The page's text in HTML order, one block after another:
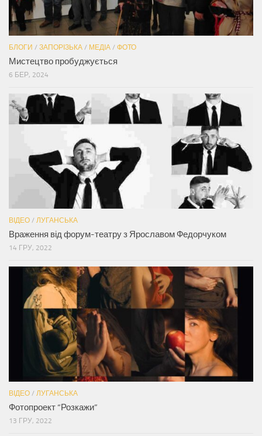
БЛОГИ / ЗАПОРІЗЬКА / МЕДІА / ФОТО
Мистецтво пробуджується
6 БЕР, 2024
ВІДЕО / ЛУГАНСЬКА
Враження від форум-театру з Ярославом Федорчуком
14 ГРУ, 2022
ВІДЕО / ЛУГАНСЬКА
Фотопроект “Розкажи”
13 ГРУ, 2022